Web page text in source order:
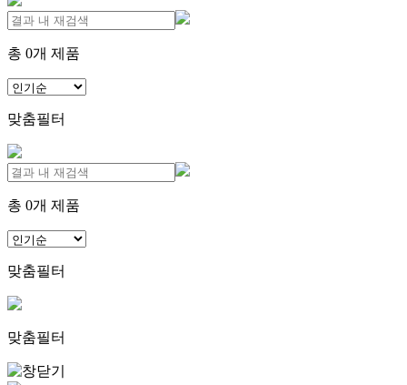
총 0개 제품
맞춤필터
총 0개 제품
맞춤필터
맞춤필터